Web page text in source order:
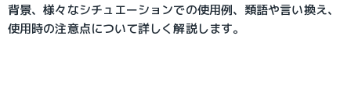
背景、様々なシチュエーションでの使用例、類語や言い換え、
使用時の注意点について詳しく解説します。